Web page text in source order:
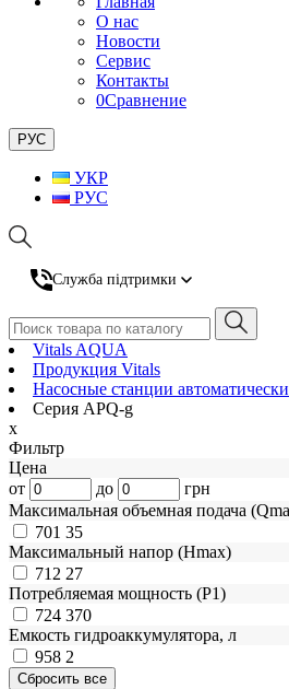
О нас
Новости
Сервис
Контакты
0Сравнение
РУС
УКР
РУС
Служба підтримки
Vitals AQUA
Продукция Vitals
Насосные станции
Серия APQ-g
x
Фильтр
Цена
от
до
грн
Максимальная объемная подача
701 35
Максимальный напор (Нmax)
712 27
Потребляемая мощность (Р1)
724 370
Емкость гидроаккумулятора, л
958 2